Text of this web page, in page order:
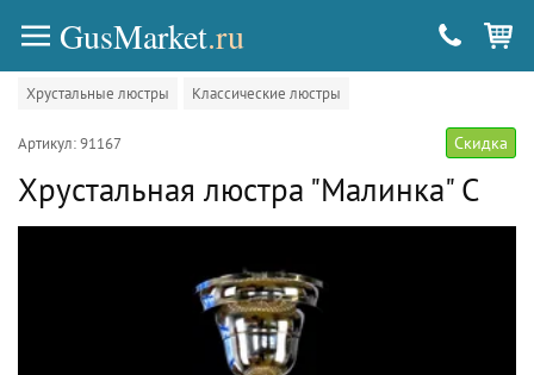
GusMarket.ru
Хрустальные люстры Классические люстры
Артикул: 91167 Скидка
Хрустальная люстра "Малинка" С